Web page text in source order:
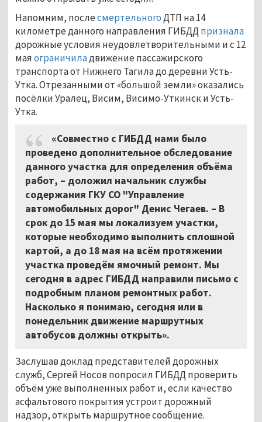
Напомним, послесмертельногоДТП на 14
километре данного направления ГИБДДпризнала
дорожные условия неудовлетворительными и с 12
маяограничиладвижение пассажирского
транспорта от Нижнего Тагила до деревни Усть-
Утка. Отрезанными от «большой земли» оказались
посёлки Уралец, Висим, Висимо-Уткинск и Усть-
Утка.
«Совместно с ГИБДД нами было
проведено дополнительное обследование
данного участка для определения объёма
работ, – доложил начальник службы
содержания ГКУ СО "Управление
автомобильных дорог" Денис Чегаев. – В
срок до 15 мая мы локализуем участки,
которые необходимо выполнить сплошной
картой, а до 18 мая на всём протяжении
участка проведём ямочный ремонт. Мы
сегодня в адрес ГИБДД направили письмо с
подробным планом ремонтных работ.
Насколько я понимаю, сегодня или в
понедельник движение маршрутных
автобусов должны открыть».
Заслушав доклад представителей дорожных
служб, Сергей Носов попросил ГИБДД проверить
объём уже выполненных работ и, если качество
асфальтового покрытия устроит дорожный
надзор, открыть маршрутное сообщение.